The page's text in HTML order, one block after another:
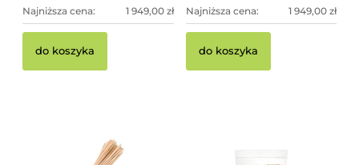
Najniższa cena: 1 949,00 zł
do koszyka
Najniższa cena: 1 949,00 zł
do koszyka